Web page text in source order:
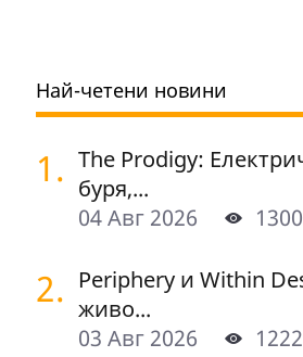
Най-четени новини
1. The Prodigy:
буря,...
04 Авг 2026
1300
2. Periphery и Within
живо...
03 Авг 2026
1222